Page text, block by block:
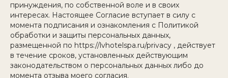
принуждения, по собственной воле и в своих
интересах. Настоящее Согласие вступает в силу с
момента подписания и ознакомления с Политикой
обработки и защиты персональных данных,
размещенной по https://lvhotelspa.ru/privacy , действует
в течение сроков, установленных действующим
законодательством о персональных данных либо до
момента отзыва моего согласия.